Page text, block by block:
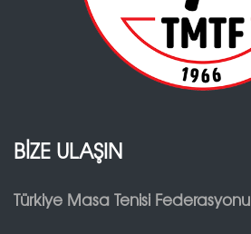
BİZE ULAŞIN
Türkiye Masa Tenisi Federasyonu